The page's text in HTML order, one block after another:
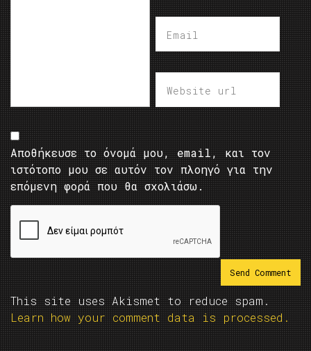
Αποθήκευσε το όνομά μου, email, και τον
ιστότοπο μου σε αυτόν τον πλοηγό για την
επόμενη φορά που θα σχολιάσω.
This site uses Akismet to reduce spam.
Learn how your comment data is processed.